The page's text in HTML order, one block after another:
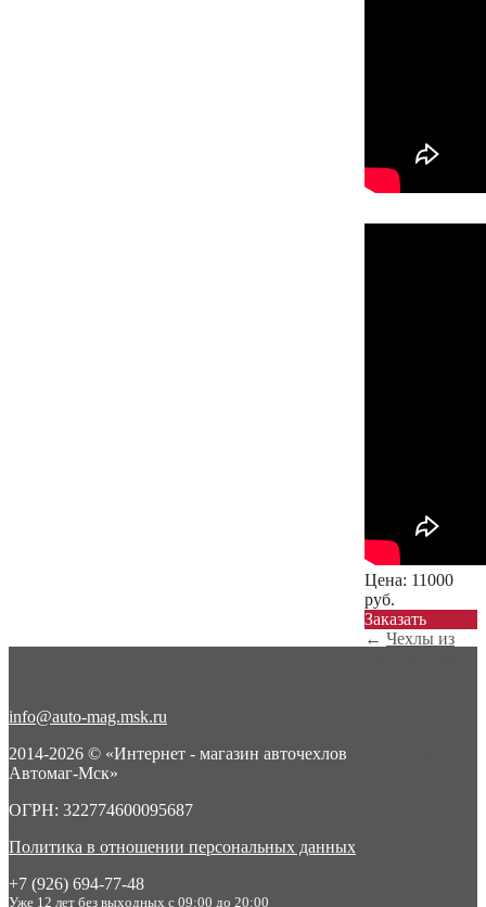
Цена: 11000
руб.
Заказать
← Чехлы из
info@auto-mag.msk.ru
2014-2026 © «Интернет - магазин авточехлов
Автомаг-Мск»
ОГРН: 322774600095687
Политика в отношении персональных данных
+7 (926) 694-77-48
Уже 12 лет без выходных с 09:00 до 20:00